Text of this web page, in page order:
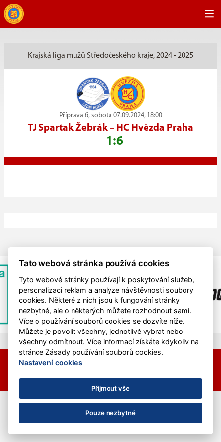
Krajská liga mužů Středočeského kraje, 2024 - 2025
Příprava 6, sobota 07.09.2024, 18:00
TJ Spartak Žebrák – HC Hvězda Praha
1:6
© 2026 HC Hvězda Praha &
RSS
Tato webová stránka používá cookies
Tyto webové stránky používají k poskytování služeb,
personalizaci reklam a analýze návštěvnosti soubory
cookies. Některé z nich jsou k fungování stránky
nezbytné, ale o některých můžete rozhodnout sami.
Více o používání souborů cookies se dozvíte níže.
Můžete je povolit všechny, jednotlivě vybrat nebo
všechny odmítnout. Více informací získáte kdykoliv na
stránce Zásady používání souborů cookies.
Nastavení cookies
Přijmout vše
Pouze nezbytné